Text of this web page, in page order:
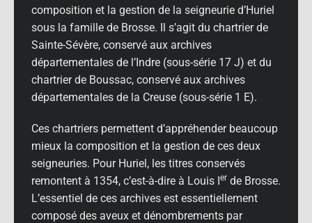
composition et la gestion de la seigneurie d’Huriel
sous la famille de Brosse. Il s’agit du chartrier de
Sainte-Sévère, conservé aux archives
départementales de l’Indre (sous-série 17 J) et du
chartrier de Boussac, conservé aux archives
départementales de la Creuse (sous-série 1 E).
Ces chartriers permettent d’appréhender beaucoup
mieux la composition et la gestion de ces deux
seigneuries. Pour Huriel, les titres conservés
remontent à 1354, c’est-à-dire à Louis Ier de Brosse.
L’essentiel de ces archives est essentiellement
composé des aveux et dénombrements par